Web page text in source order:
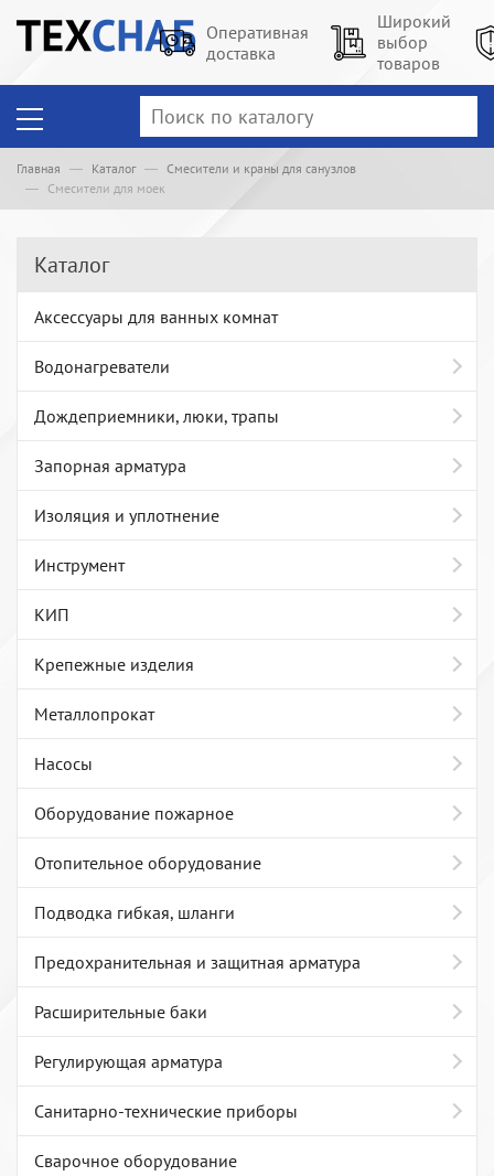
Оперативная
доставка
Широкий
выбор
товаров
Главная Каталог
Смесители и краны для санузлов
Смесители для моек
Каталог
Аксессуары для ванных комнат
Водонагреватели
Дождеприемники, люки, трапы
Запорная арматура
Изоляция и уплотнение
Инструмент
КИП
Крепежные изделия
Металлопрокат
Насосы
Оборудование пожарное
Отопительное оборудование
Подводка гибкая, шланги
Предохранительная и защитная арматура
Расширительные баки
Регулирующая арматура
Санитарно-технические приборы
Сварочное оборудование